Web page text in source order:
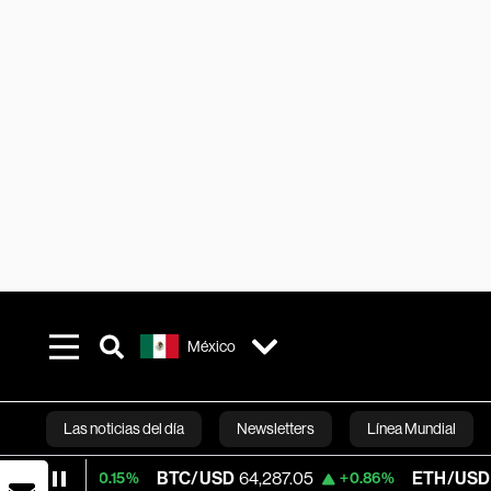
México
Las noticias del día Newsletters Línea Mundial
Bloomberg
BTC/USD 64,287.05 +0.86% ETH/USD 1,875.353